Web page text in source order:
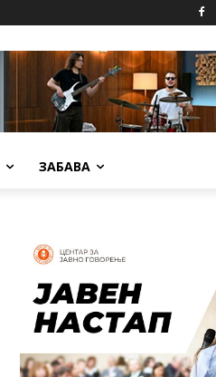
ЗАБАВА